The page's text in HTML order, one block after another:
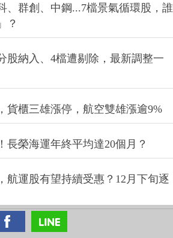
、群創、中鋼...7檔景氣循環股，誰
？
股納入、4檔遭剔除，最新調整一
貨櫃三雄漲停，航空雙雄漲逾9%
長榮海運年終平均達20個月？
航運股有望持續受惠？12月下旬逐